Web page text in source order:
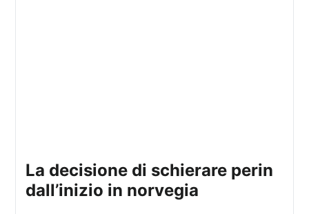
la decisione di schierare perin
dall’inizio in norvegia